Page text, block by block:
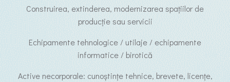
Construirea, extinderea, modernizarea spațiilor de
producție sau servicii
Echipamente tehnologice / utilaje / echipamente
informatice / birotică
Active necorporale: cunoștințe tehnice, brevete, licențe,